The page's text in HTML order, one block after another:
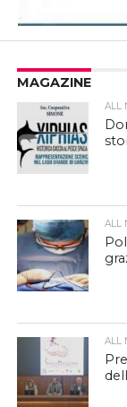
MAGAZINE
ALL
ALL
ALL